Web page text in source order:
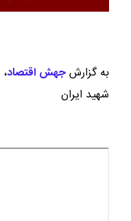
به گزارشجهش اقتصاد،
شهید ایران